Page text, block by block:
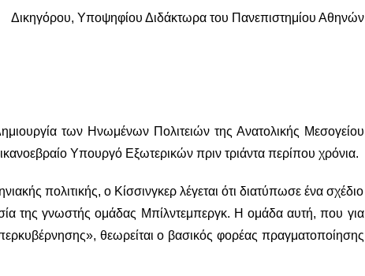
Δικηγόρου, Υποψηφίου Διδάκτωρα του Πανεπιστημίου Αθηνών
των Ηνωμένων Πολιτειών της Ανατολικής Μεσογείου
Υπουργό Εξωτερικών πριν τριάντα περίπου χρόνια.
πολιτικής, ο Κίσσινγκερ λέγεται ότι διατύπωσε ένα σχέδιο
της γνωστής ομάδας Μπίλντεμπεργκ. Η ομάδα αυτή, που για
θεωρείται ο βασικός φορέας πραγματοποίησης